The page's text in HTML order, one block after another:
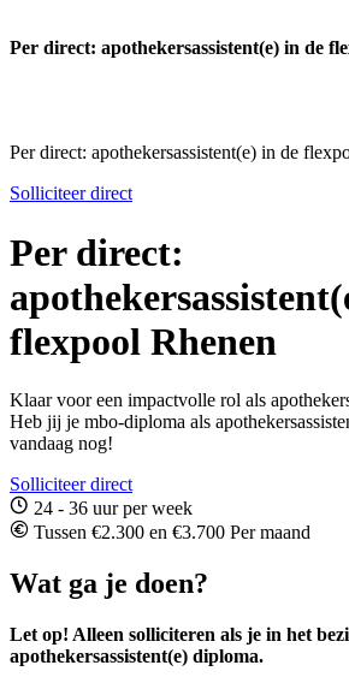
Per direct: apothekersassistent(e) in de
Per direct: apothekersassistent(e) in de
Solliciteer direct
Per direct:
flexpool Rhenen
Klaar voor een impactvolle rol als
Heb jij je mbo-diploma als
vandaag nog!
Solliciteer direct
24 - 36 uur per week
Tussen €2.300 en €3.700 Per maand
Wat ga je doen?
Let op! Alleen solliciteren als je in het
apothekersassistent(e) diploma.